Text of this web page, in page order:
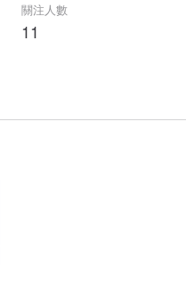
關注人數
11